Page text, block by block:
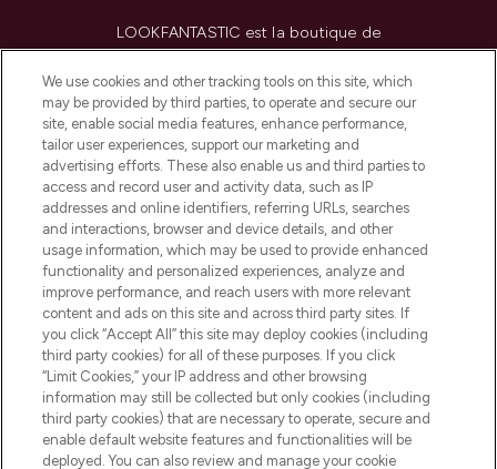
LOOKFANTASTIC est la boutique de
beauté incontournable en Europe,
proposant les meilleurs produits de soins
de la peau, des cheveux et de maquillage
de plus de 200 marques prestigieuses.
Faites vos achats en ligne ou via
l’application, avec la livraison offerte dès
55€ d'achat.
Consentement aux cookies
Do Not Sell or Share My Personal
Information
AIDE ET INFORMATIONS
INFORMATIONS GÉNÉRALES
We use cookies and other tracking tools on this site, which
may be provided by third parties, to operate and secure our
site, enable social media features, enhance performance,
tailor user experiences, support our marketing and
advertising efforts. These also enable us and third parties to
access and record user and activity data, such as IP
addresses and online identifiers, referring URLs, searches
and interactions, browser and device details, and other
usage information, which may be used to provide enhanced
functionality and personalized experiences, analyze and
improve performance, and reach users with more relevant
content and ads on this site and across third party sites. If
you click “Accept All” this site may deploy cookies (including
third party cookies) for all of these purposes. If you click
“Limit Cookies,” your IP address and other browsing
information may still be collected but only cookies (including
third party cookies) that are necessary to operate, secure and
enable default website features and functionalities will be
deployed. You can also review and manage your cookie